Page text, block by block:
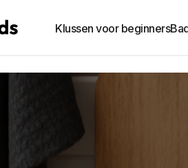
Klussen voor beginners